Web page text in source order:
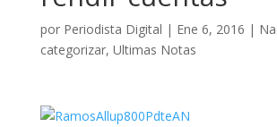
por Periodista Digital | Ene 6, 2016 |
categorizar, Ultimas Notas